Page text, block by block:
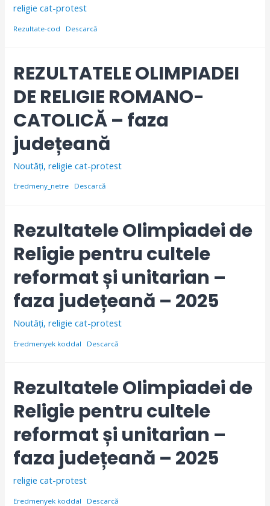
religie cat-protest
Rezultate-cod Descarcă
REZULTATELE OLIMPIADEI
DE RELIGIE ROMANO-
CATOLICĂ – faza
județeană
Noutăți,religie cat-protest
Eredmeny_netre Descarcă
Rezultatele Olimpiadei de
Religie pentru cultele
reformat și unitarian –
faza județeană – 2025
Noutăți,religie cat-protest
Eredmenyek koddal Descarcă
Rezultatele Olimpiadei de
Religie pentru cultele
reformat și unitarian –
faza județeană – 2025
religie cat-protest
Eredmenyek koddal Descarcă